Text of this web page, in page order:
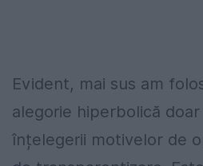
Evident, mai sus am
alegorie hiperbolică
înțelegerii motivelor de